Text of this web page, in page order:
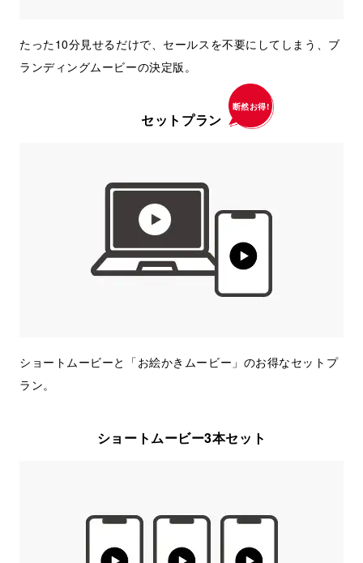
たった10分見せるだけで、セールスを不要にしてしまう、ブ
ランディングムービーの決定版。
セットプラン
断然お得!
ショートムービーと「お絵かきムービー」のお得なセットプ
ラン。
ショートムービー3本セット